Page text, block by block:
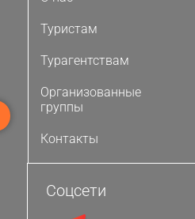
Туристам
Турагентствам
Организованные
группы
Контакты
Соцсети